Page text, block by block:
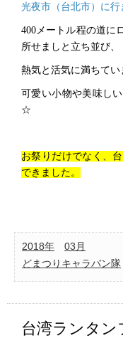
光夜市（台北市）に行
400 メートル程の道に
所せましと立ち並び、
熱気と活気に満ちてい
可愛い小物や美味し
☆
お祭りだけでなく、
できました。
2018年
03月
どまつりキャラバン隊
台湾ランタ